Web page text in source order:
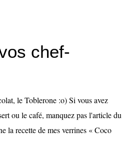
chef-
le Toblerone :o) Si vous avez
ou le café, manquez pas l'article du
la recette de mes verrines « Coco